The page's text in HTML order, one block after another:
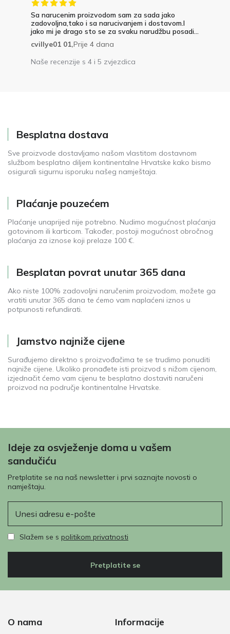
Bračni kreveti
Kreveti za jednu osobu s dodatnim ležajem
Boxspring kreveti za spavaću sobu
Kreveti za spavaću sobu prilagođeni robotskim ușisavačima
Kreveti za spavaću sobu s kutijom za posteljinu
Kreveti za spavaću sobu bez kutije za posteljinu
Sa narucenim proizvodom sam za sada jako
zadovoljna,tako i sa narucivanjem i dostavom.I
jako mi je drago sto se za svaku narudžbu posadi...
cvillye01 01,Prije 4 dana
Naše recenzije s 4 i 5 zvjezdica
Besplatna dostava
Sve proizvode dostavljamo našom vlastitom dostavnom
službom besplatno diljem kontinentalne Hrvatske kako bismo
osigurali sigurnu isporuku našeg namještaja.
Plaćanje pouzećem
Plaćanje unaprijed nije potrebno. Nudimo mogućnost plaćanja
gotovinom ili karticom. Također, postoji mogućnost obročnog
plaćanja za iznose koji prelaze 100 €.
Besplatan povrat unutar 365 dana
Ako niste 100% zadovoljni naručenim proizvodom, možete ga
vratiti unutar 365 dana te ćemo vam naplaćeni iznos u
potpunosti refundirati.
Jamstvo najniže cijene
Surađujemo direktno s proizvođačima te se trudimo ponuditi
najniže cijene. Ukoliko pronađete isti proizvod s nižom cijenom,
izjednačit ćemo vam cijenu te besplatno dostaviti naručeni
proizvod na područje kontinentalne Hrvatske.
Ideje za osvježenje doma u vašem
sandučiću
Pretplatite se na naš newsletter i prvi saznajte novosti o
namještaju.
Slažem se s politikom privatnosti
Pretplatite se
O nama Informacije